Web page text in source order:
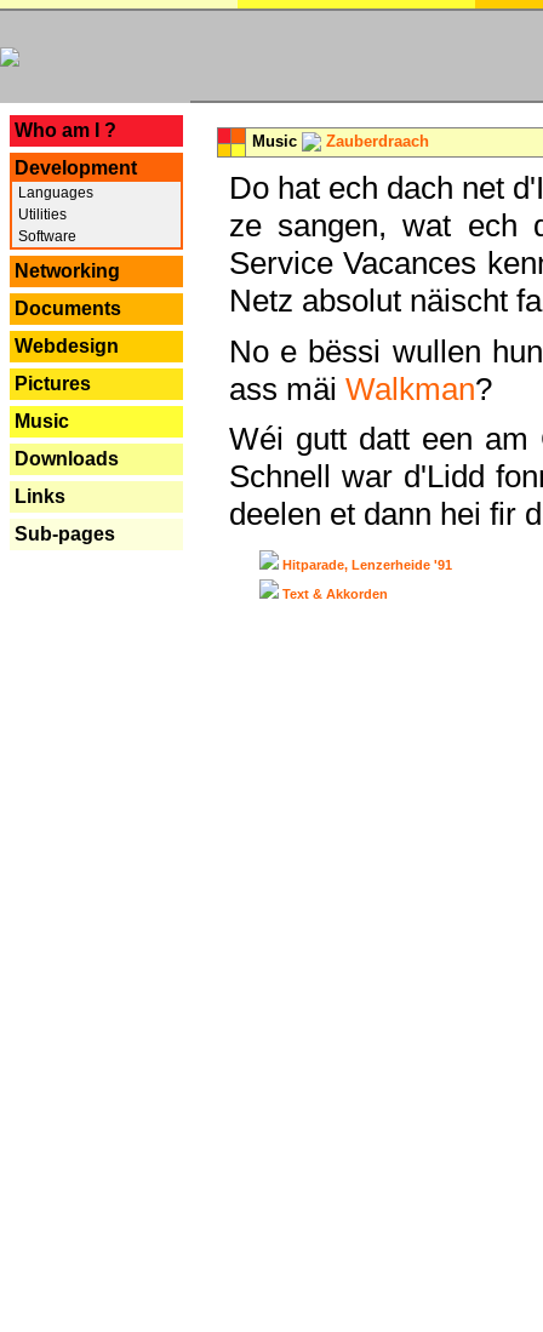
Who am I ?
Development
Languages
Utilities
Software
Networking
Documents
Webdesign
Pictures
Music
Downloads
Links
Sub-pages
Music Zauberdraach
Do hat ech dach net
ze sangen, wat ech
Service Vacances
Netz absolut näischt
No e bëssi wullen
ass mäi Walkman?
Wéi gutt datt een am
Schnell war d'Lidd
deelen et dann hei fir
Hitparade, Lenzerheide '91
Text & Akkorden